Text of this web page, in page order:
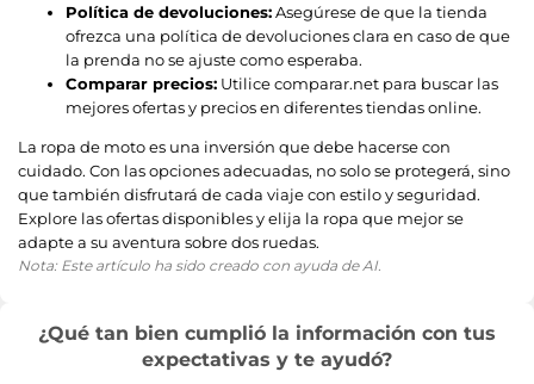
Política de devoluciones:Asegúrese de que la tienda
ofrezca una política de devoluciones clara en caso de que
la prenda no se ajuste como esperaba.
Comparar precios: Utilice comparar.net para buscar las
mejores ofertas y precios en diferentes tiendas online.
La ropa de moto es una inversión que debe hacerse con
cuidado. Con las opciones adecuadas, no solo se protegerá, sino
que también disfrutará de cada viaje con estilo y seguridad.
Explore las ofertas disponibles y elija la ropa que mejor se
adapte a su aventura sobre dos ruedas.
Nota: Este artículo ha sido creado con ayuda de AI.
¿Qué tan bien cumplió la información con tus
expectativas y te ayudó?